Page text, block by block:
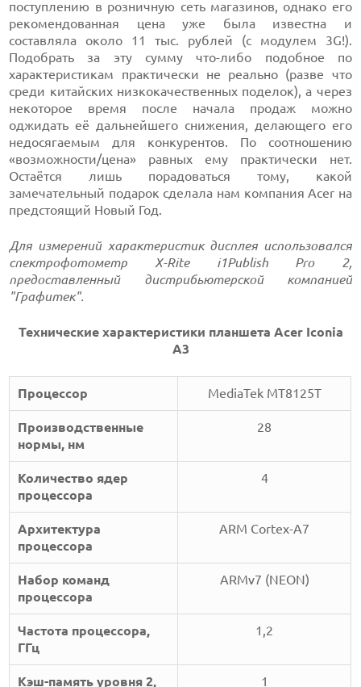
поступлению в розничную сеть магазинов, однако его
рекомендованная цена уже была известна и
составляла около 11 тыс. рублей (с модулем 3G!).
Подобрать за эту сумму что-либо подобное по
характеристикам практически не реально (разве что
среди китайских низкокачественных поделок), а через
некоторое время после начала продаж можно
оджидать её дальнейшего снижения, делающего его
недосягаемым для конкурентов. По соотношению
«возможности/цена» равных ему практически нет.
Остаётся лишь порадоваться тому, какой
замечательный подарок сделала нам компания Acer на
предстоящий Новый Год.
Для измерений характеристик дисплея использовался
спектрофотометр X-Rite i1Publish Pro 2,
предоставленный дистрибьютерской компанией
"Графитек".
Технические характеристики планшета Acer Iconia
A3
Процессор MediaTek MT8125T
Производственные
нормы, нм
28
Количество ядер
процессора
4
Архитектура
процессора
ARM Cortex-A7
Набор команд
процессора
ARMv7 (NEON)
Частота процессора,
ГГц
1,2
Кэш-память уровня 2,
1